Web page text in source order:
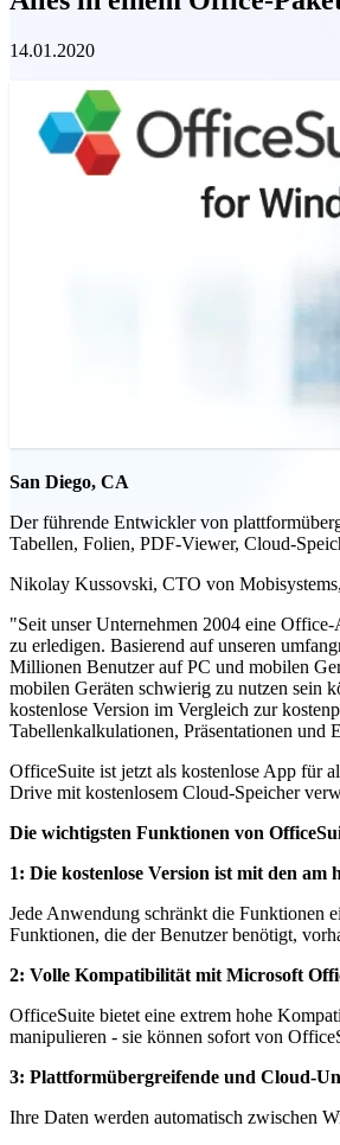
14.01.2020
San Diego, CA
Der führende Entwickler von
Tabellen, Folien, PDF-Viewer, Cloud-
Nikolay Kussovski, CTO von
"Seit unser Unternehmen 2004 eine
zu erledigen. Basierend auf unseren
Millionen Benutzer auf PC und mobilen
mobilen Geräten schwierig zu nutzen sein
kostenlose Version im Vergleich zur
Tabellenkalkulationen, Präsentationen und
OfficeSuite ist jetzt als kostenlose App für
Drive mit kostenlosem Cloud-Speicher
Die wichtigsten Funktionen von
1: Die kostenlose Version ist mit den am
Jede Anwendung schränkt die Funktionen
Funktionen, die der Benutzer benötigt,
2: Volle Kompatibilität mit Microsoft
OfficeSuite bietet eine extrem hohe
manipulieren - sie können sofort von
3: Plattformübergreifende und Cloud-
Ihre Daten werden automatisch zwischen